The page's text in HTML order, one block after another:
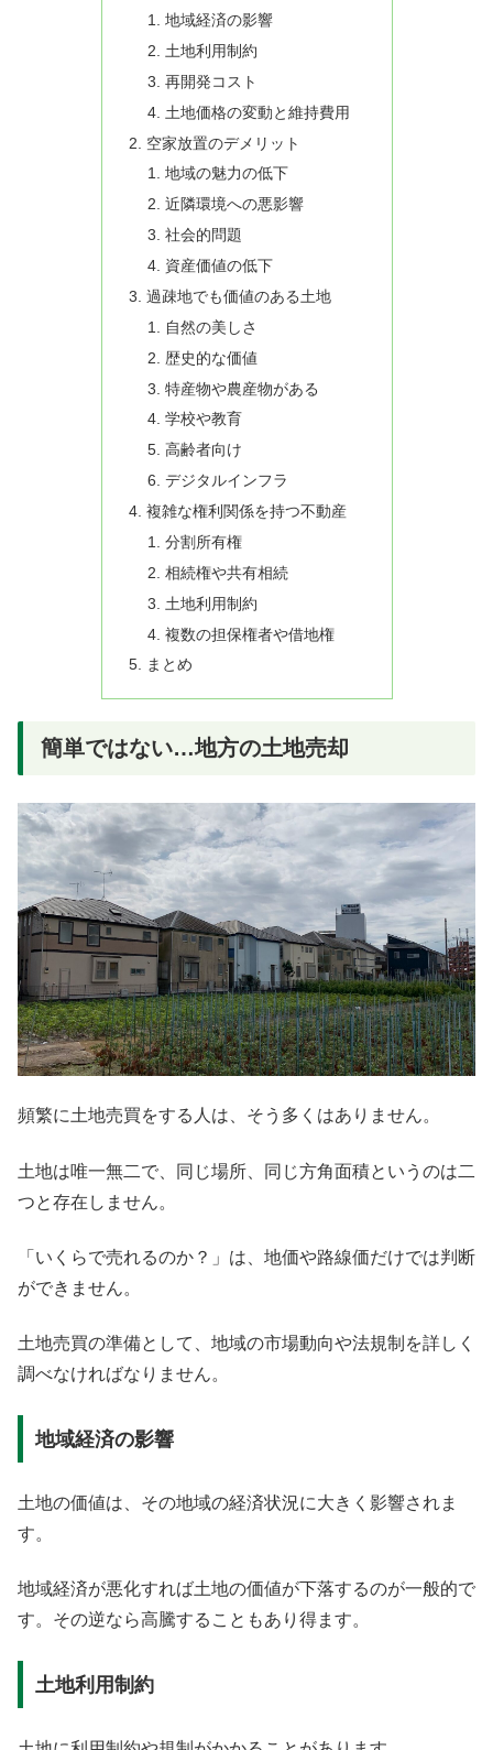
地域経済の影響
土地利用制約
再開発コスト
土地価格の変動と維持費用
空家放置のデメリット
地域の魅力の低下
近隣環境への悪影響
社会的問題
資産価値の低下
過疎地でも価値のある土地
自然の美しさ
歴史的な価値
特産物や農産物がある
学校や教育
高齢者向け
デジタルインフラ
複雑な権利関係を持つ不動産
分割所有権
相続権や共有相続
土地利用制約
複数の担保権者や借地権
まとめ
簡単ではない…地方の土地売却
頻繁に土地売買をする人は、そう多くはありません。
土地は唯一無二で、同じ場所、同じ方角面積というのは二
つと存在しません。
「いくらで売れるのか？」は、地価や路線価だけでは判断
ができません。
土地売買の準備として、地域の市場動向や法規制を詳しく
調べなければなりません。
地域経済の影響
土地の価値は、その地域の経済状況に大きく影響されま
す。
地域経済が悪化すれば土地の価値が下落するのが一般的で
す。その逆なら高騰することもあり得ます。
土地利用制約